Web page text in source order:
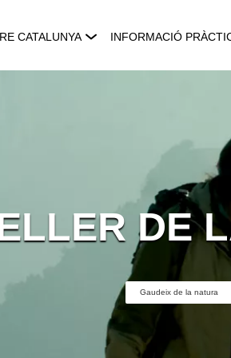
CATALUNYA INFORMACIÓ
DE
Gaudeix de la natura